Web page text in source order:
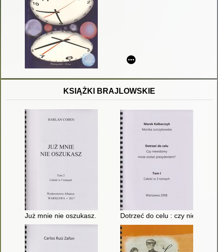
KSIĄŻKI BRAJLOWSKIE
Już mnie nie oszukasz. T. 2 Dotrzeć do celu : czy